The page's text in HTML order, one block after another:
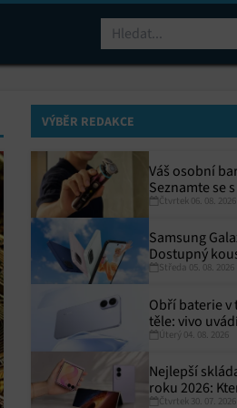
VÝBĚR REDAKCE
Váš osobní
Seznamte se
i9000 Prestige
Čtvrtek 06. 08. 2026
Samsung
Dostupný
displejem
Středa 05. 08. 2026
Obří baterie v
těle: vivo
trh V70 Lite 5G
Úterý 04. 08. 2026
Nejlepší
roku 2026:
zaslouží místo
Čtvrtek 30. 07. 2026